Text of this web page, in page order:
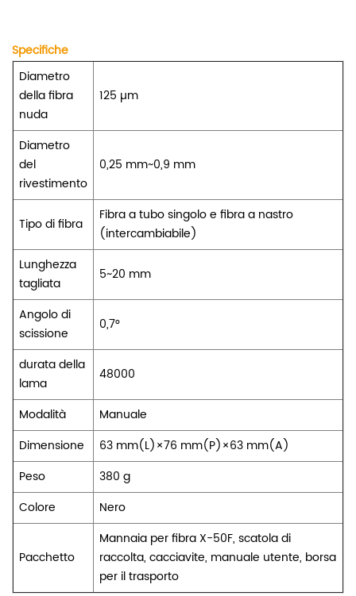
Specifiche
Diametro
della fibra
nuda
125 µm
Diametro
del
rivestimento
0,25 mm~0,9 mm
Tipo di fibra
Fibra a tubo singolo e fibra a nastro
(intercambiabile)
Lunghezza
tagliata
5~20 mm
Angolo di
scissione
0,7°
durata della
lama
48000
Modalità
Manuale
Dimensione
63 mm(L)×76 mm(P)×63 mm(A)
Peso
380 g
Colore
Nero
Pacchetto
Mannaia per fibra X-50F, scatola di
raccolta, cacciavite, manuale utente, borsa
per il trasporto